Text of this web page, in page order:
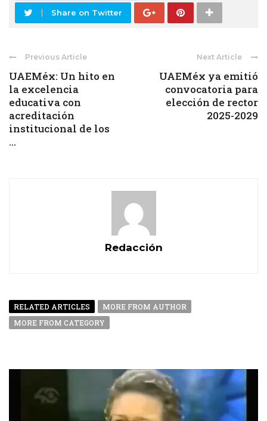
Share on Twitter
Previous Article
UAEMéx: Un hito en
la excelencia
educativa con
acreditación
institucional de los
...
Next Article
UAEMéx ya emitió
convocatoria para
elección de rector
2025-2029
Redacción
RELATED ARTICLES
MORE FROM AUTHOR
MORE FROM CATEGORY